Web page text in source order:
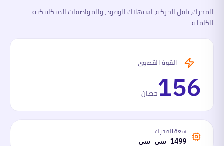
ما
لها
وما
عليها
المحرك، ناقل الحركة، استهلاك الوقود، والمواصفات الميكانيكية
الكاملة
القوة القصوى
156حصان
سعة المحرك
1499 سي سي